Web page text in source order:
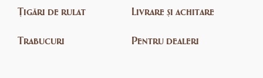
Țigări de rulat
Trabucuri
Livrare și achitare
Pentru dealeri